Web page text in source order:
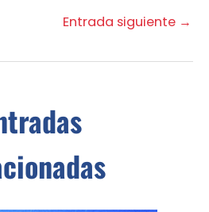
Entrada siguiente →